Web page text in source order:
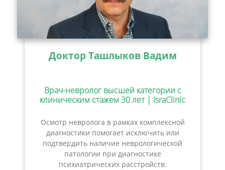
Доктор Ташлыков Вадим
Врач-невролог высшей категории с
клиническим стажем 30 лет | IsraClinic
Осмотр невролога в рамках комплексной
диагностики помогает исключить или
подтвердить наличие неврологической
патологии при диагностике
психиатрических расстройств.